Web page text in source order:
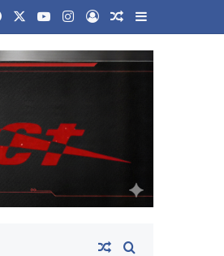
FacebookYouTubeInstagram
Log InRandom Article
Sidebar
Random Article